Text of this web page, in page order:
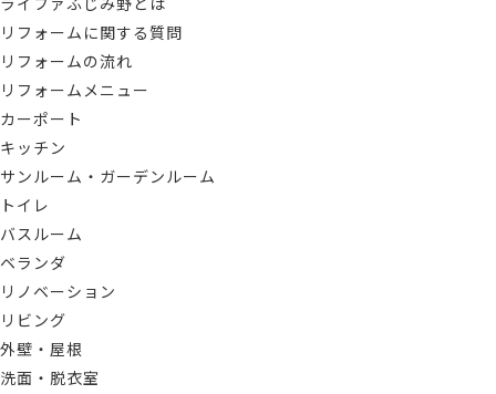
リフォームに関する質問
リフォームの流れ
リフォームメニュー
カーポート
キッチン
サンルーム・ガーデンルーム
トイレ
バスルーム
ベランダ
リノベーション
リビング
外壁・屋根
洗面・脱衣室